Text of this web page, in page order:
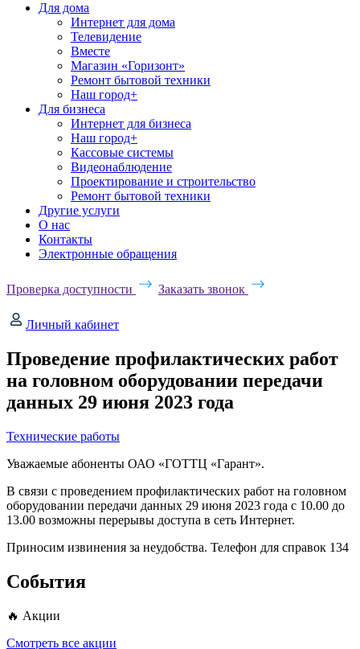
Для дома
Интернет для дома
Телевидение
Вместе
Магазин «Горизонт»
Ремонт бытовой техники
Наш город+
Для бизнеса
Интернет для бизнеса
Наш город+
Кассовые системы
Видеонаблюдение
Проектирование и строительство
Ремонт бытовой техники
Другие услуги
О нас
Контакты
Электронные обращения
Проверка доступности Заказать звонок
Личный кабинет
Проведение профилактических работ
на головном оборудовании передачи
данных 29 июня 2023 года
Технические работы
Уважаемые абоненты ОАО «ГОТТЦ «Гарант».
В связи с проведением профилактических работ на головном
оборудовании передачи данных 29 июня 2023 года с 10.00 до
13.00 возможны перерывы доступа в сеть Интернет.
Приносим извинения за неудобства. Телефон для справок 134
События
🔥 Акции
Смотреть все акции